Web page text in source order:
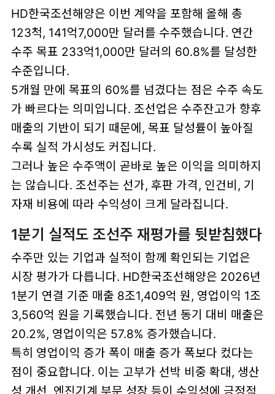
HD한국조선해양은 이번 계약을 포함해 올해 총
123척, 141억7,000만 달러를 수주했습니다. 연간
수주 목표 233억1,000만 달러의 60.8%를 달성한
수준입니다.
5개월 만에 목표의 60%를 넘겼다는 점은 수주 속도
가 빠르다는 의미입니다. 조선업은 수주잔고가 향후
매출의 기반이 되기 때문에, 목표 달성률이 높아질
수록 실적 가시성도 커집니다.
그러나 높은 수주액이 곧바로 높은 이익을 의미하지
는 않습니다. 조선주는 선가, 후판 가격, 인건비, 기
자재 비용에 따라 수익성이 크게 달라집니다.
1분기 실적도 조선주 재평가를 뒷받침했다
수주만 있는 기업과 실적이 함께 확인되는 기업은
시장 평가가 다릅니다. HD한국조선해양은 2026년
1분기 연결 기준 매출 8조1,409억 원, 영업이익 1조
3,560억 원을 기록했습니다. 전년 동기 대비 매출은
20.2%, 영업이익은 57.8% 증가했습니다.
특히 영업이익 증가 폭이 매출 증가 폭보다 컸다는
점이 중요합니다. 이는 고부가 선박 비중 확대, 생산